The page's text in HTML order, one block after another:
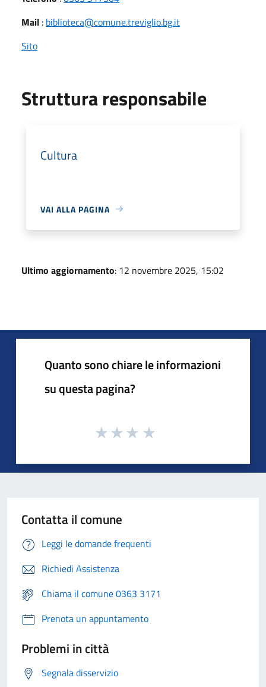
Mail : biblioteca@comune.treviglio.bg.it
Sito
Struttura responsabile
Cultura
VAI ALLA PAGINA
Ultimo aggiornamento: 12 novembre 2025, 15:02
Quanto sono chiare le informazioni
su questa pagina?
Contatta il comune
Leggi le domande frequenti
Richiedi Assistenza
Chiama il comune 0363 3171
Prenota un appuntamento
Problemi in città
Segnala disservizio